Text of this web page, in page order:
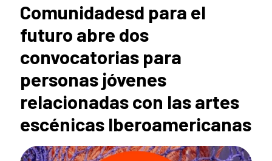
Comunidadesd para el
futuro abre dos
convocatorias para
personas jóvenes
relacionadas con las artes
escénicas Iberoamericanas